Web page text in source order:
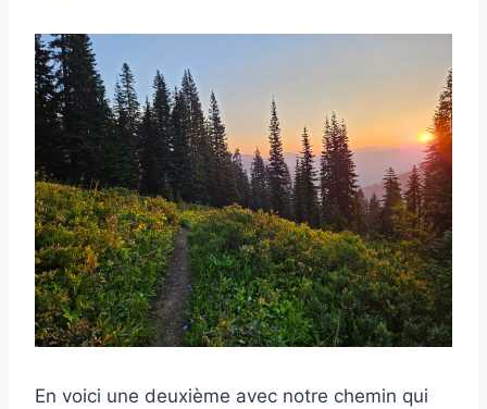
En voici une deuxième avec notre chemin qui